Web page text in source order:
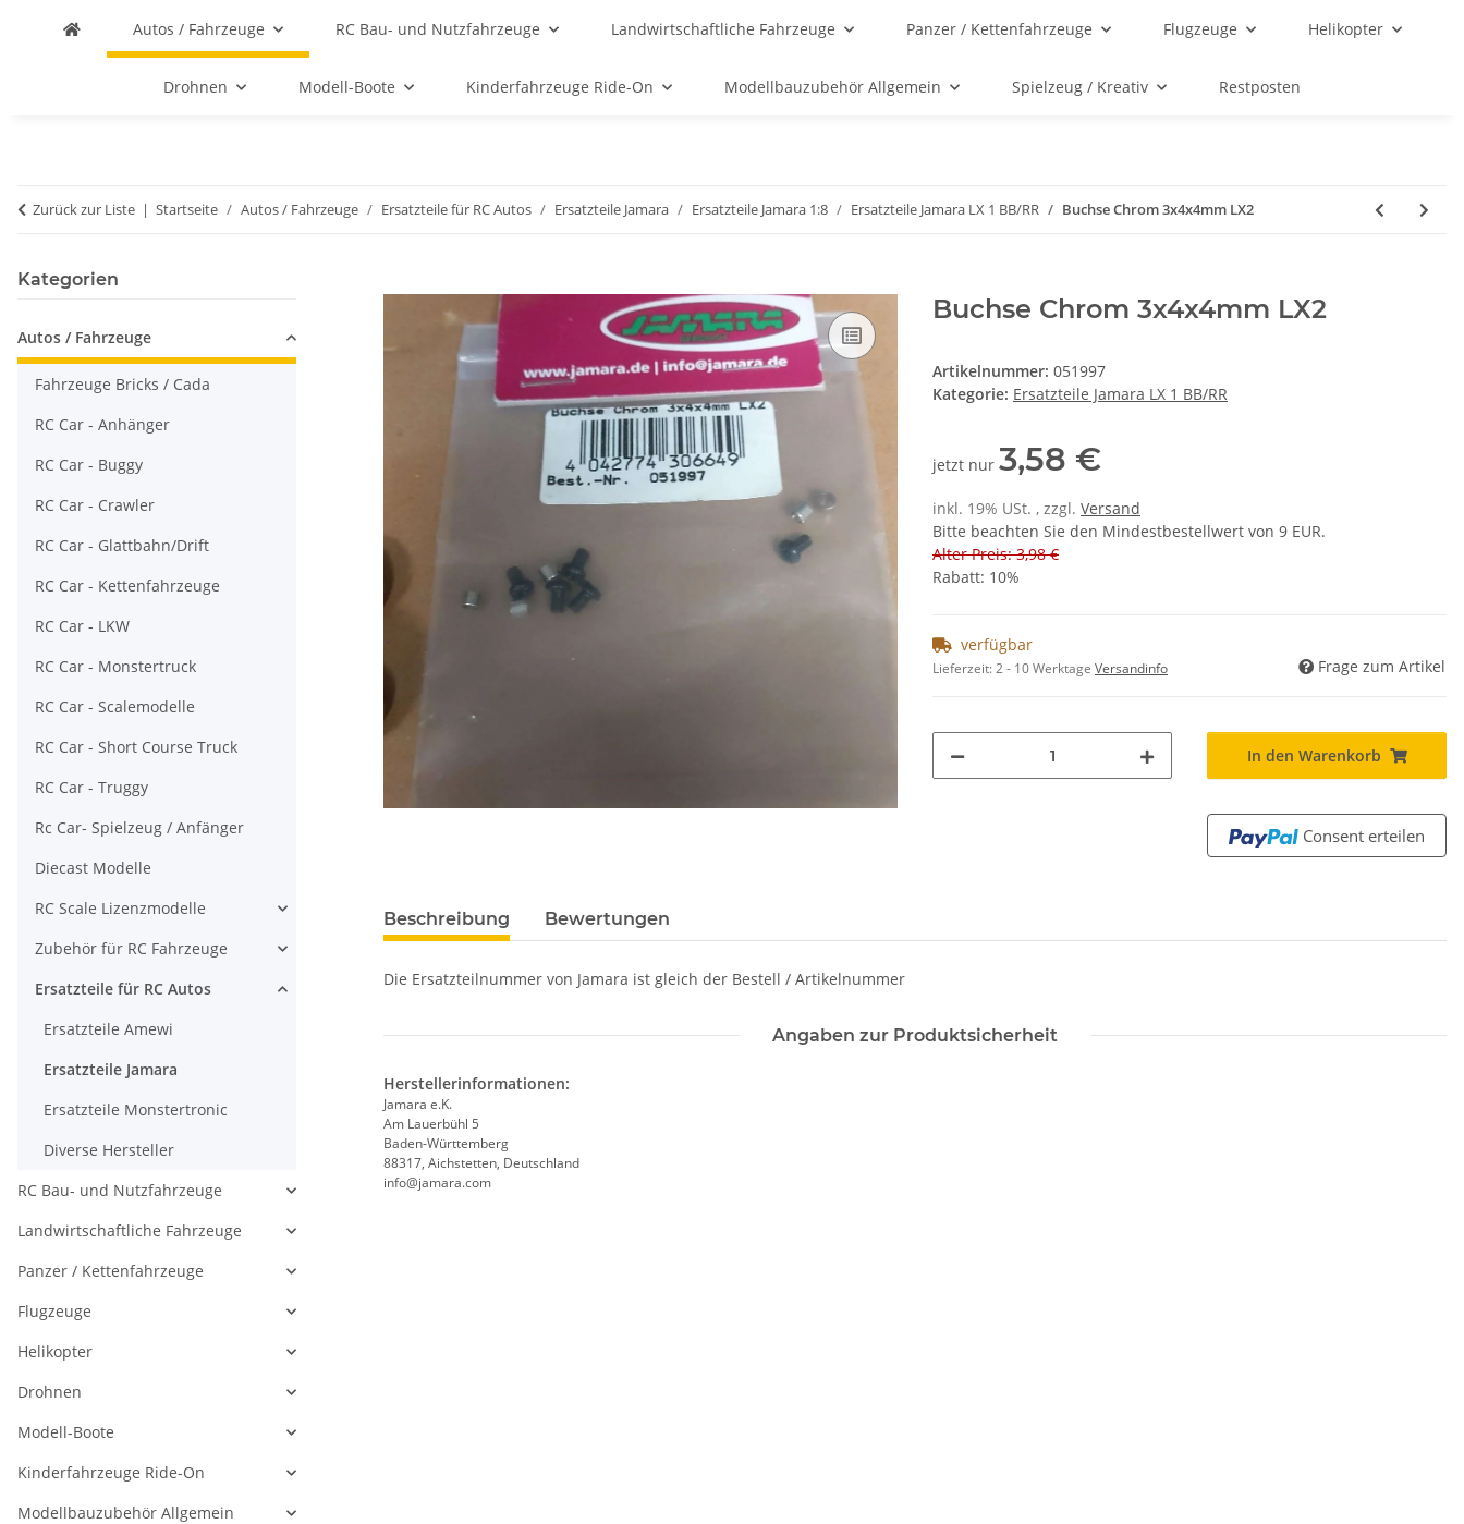
Autos / Fahrzeuge RC Bau- und Nutzfahrzeuge Landwirtschaftliche Fahrzeuge Panzer / Kettenfahrzeuge Flugzeuge Helikopter
Drohnen Modell-Boote Kinderfahrzeuge Ride-On Modellbauzubehör Allgemein Spielzeug / Kreativ Restposten
Zurück zur Liste Startseite Autos / Fahrzeuge Ersatzteile für RC Autos Ersatzteile Jamara Ersatzteile Jamara 1:8 Ersatzteile Jamara LX 1 BB/RR Buchse Chrom 3x4x4mm LX2
Buchse Chrom 3x4x4mm LX2
Artikelnummer: 051997
Kategorie: Ersatzteile Jamara LX 1 BB/RR
jetzt nur 3,58 €
inkl. 19% USt. , zzgl. Versand
Bitte beachten Sie den Mindestbestellwert von 9 EUR.
Alter Preis: 3,98 €
Rabatt: 10%
verfügbar
Lieferzeit:2 - 10 Werktage Versandinfo Frage zum Artikel
In den Warenkorb
Consent erteilen
Beschreibung Bewertungen
Die Ersatzteilnummer von Jamara ist gleich der Bestell / Artikelnummer
Angaben zur Produktsicherheit
Herstellerinformationen:
Jamara e.K.
Am Lauerbühl 5
Baden-Württemberg
88317, Aichstetten, Deutschland
info@jamara.com
Kategorien
Autos / Fahrzeuge
Fahrzeuge Bricks / Cada
RC Car - Anhänger
RC Car - Buggy
RC Car - Crawler
RC Car - Glattbahn/Drift
RC Car - Kettenfahrzeuge
RC Car - LKW
RC Car - Monstertruck
RC Car - Scalemodelle
RC Car - Short Course Truck
RC Car - Truggy
Rc Car- Spielzeug / Anfänger
Diecast Modelle
RC Scale Lizenzmodelle
Zubehör für RC Fahrzeuge
Ersatzteile für RC Autos
Ersatzteile Amewi
Ersatzteile Jamara
Ersatzteile Monstertronic
Diverse Hersteller
RC Bau- und Nutzfahrzeuge
Landwirtschaftliche Fahrzeuge
Panzer / Kettenfahrzeuge
Flugzeuge
Helikopter
Drohnen
Modell-Boote
Kinderfahrzeuge Ride-On
Modellbauzubehör Allgemein